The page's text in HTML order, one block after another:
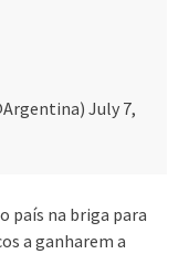
July 7,
país na briga para
a ganharem a